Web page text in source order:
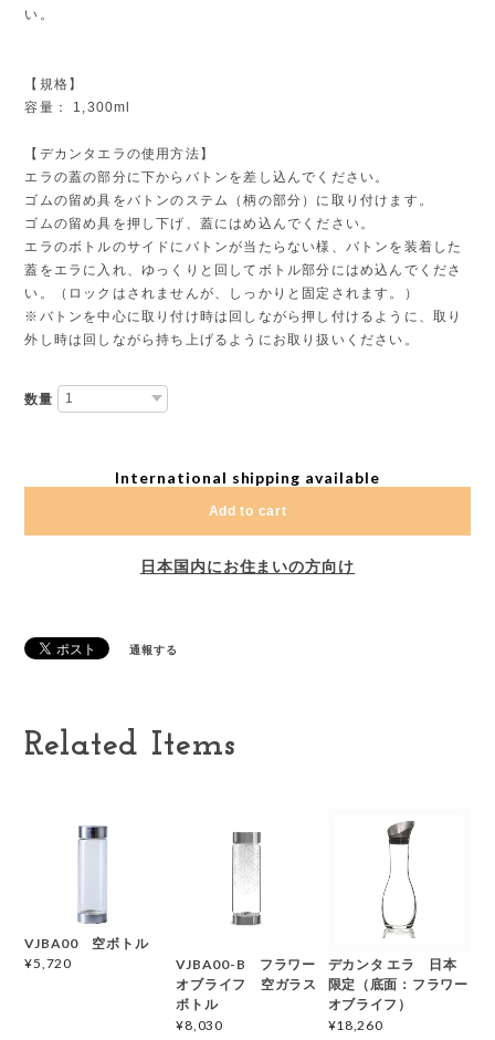
い。
【規格】
容量： 1,300ml
【デカンタエラの使用方法】
エラの蓋の部分に下からバトンを差し込んでください。
ゴムの留め具をバトンのステム（柄の部分）に取り付けます。
ゴムの留め具を押し下げ、蓋にはめ込んでください。
エラのボトルのサイドにバトンが当たらない様、バトンを装着した
蓋をエラに入れ、ゆっくりと回してボトル部分にはめ込んでくださ
い。（ロックはされませんが、しっかりと固定されます。）
※バトンを中心に取り付け時は回しながら押し付けるように、取り
外し時は回しながら持ち上げるようにお取り扱いください。
数量
International shipping available
Add to cart
日本国内にお住まいの方向け
通報する
Related Items
VJBA00 空ボトル
¥5,720
VJBA00-B フラワー
オブライフ 空ガラス
ボトル
¥8,030
デカンタ エラ 日本
限定（底面：フラワー
オブライフ）
¥18,260